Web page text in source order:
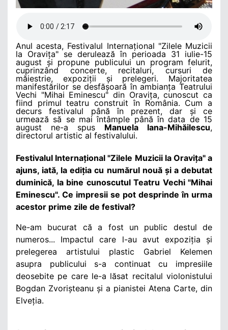
Anul acesta, Festivalul Internațional "Zilele Muzicii
la Oravița" se derulează în perioada 31 iulie-15
august și propune publicului un program felurit,
cuprinzând concerte, recitaluri, cursuri de
măiestrie, expoziții și prelegeri. Majoritatea
manifestărilor se desfășoară în ambianța Teatrului
Vechi "Mihai Eminescu" din Oravița, cunoscut ca
fiind primul teatru construit în România. Cum a
decurs festivalul până în prezent, dar și ce
urmează să se mai întâmple până în data de 15
august ne-a spus Manuela Iana-Mihăilescu,
directorul artistic al festivalului.
Festivalul Internațional "Zilele Muzicii la Oravița" a
ajuns, iată, la ediția cu numărul nouă și a debutat
duminică, la bine cunoscutul Teatru Vechi "Mihai
Eminescu". Ce impresii se pot desprinde în urma
acestor prime zile de festival?
Ne-am bucurat că a fost un public destul de
numeros... Impactul care l-au avut expoziția și
prelegerea artistului plastic Gabriel Kelemen
asupra publicului s-a continuat cu impresiile
deosebite pe care le-a lăsat recitalul violonistului
Bogdan Zvorișteanu și a pianistei Atena Carte, din
Elveția.